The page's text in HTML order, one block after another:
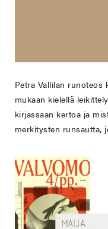
Petra Vallilan runoteos
mukaan kielellä
kirjassaan kertoa ja
merkitysten runsautta,